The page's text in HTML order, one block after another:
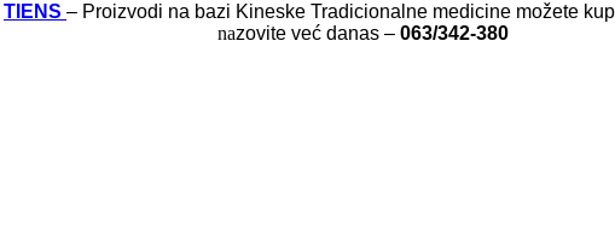
TIENS – Proizvodi na bazi Kineske Tradicionalne medicine možete
nazovite već danas –063/342-380